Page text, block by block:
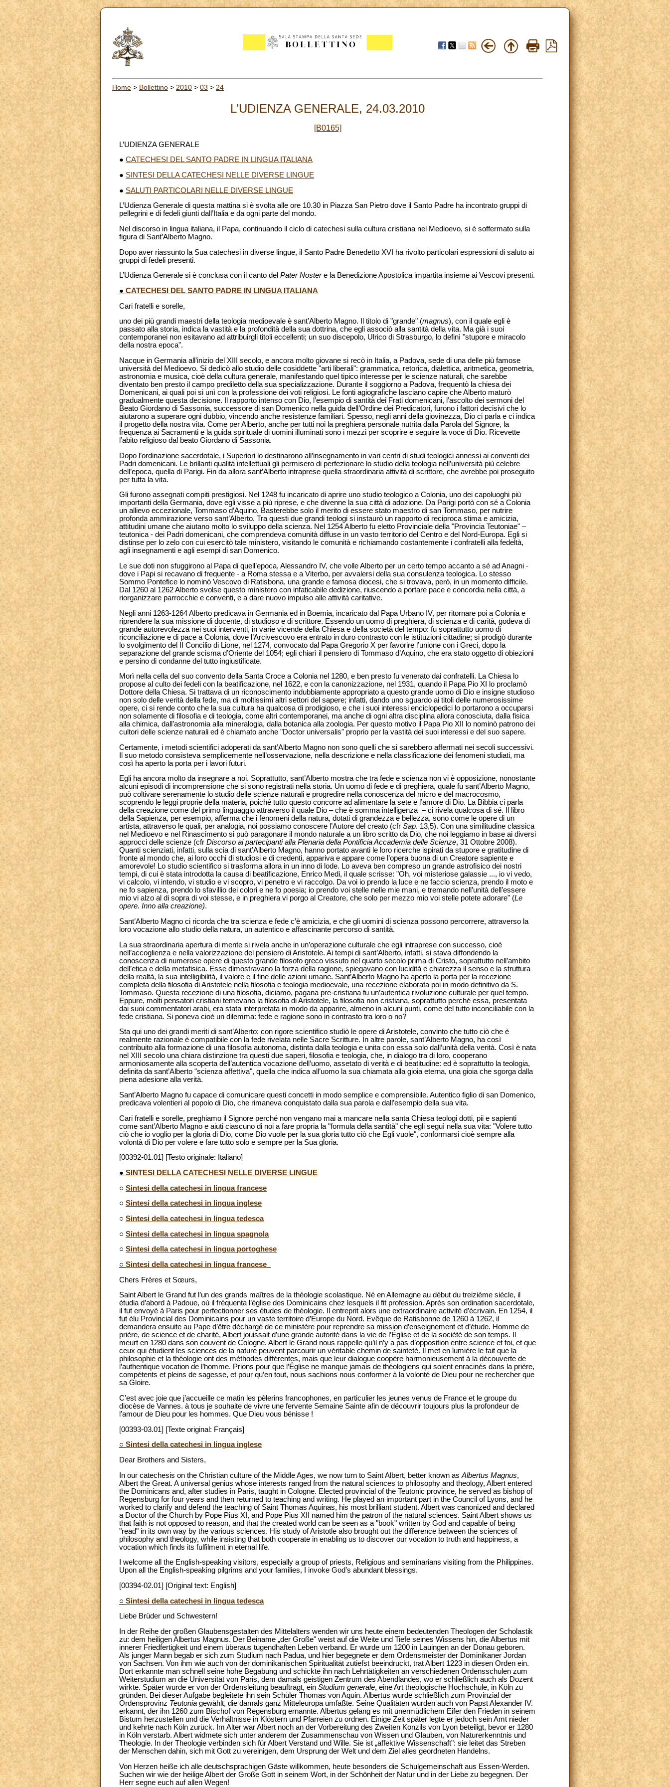
Home > Bollettino > 2010 > 03 > 24
L’UDIENZA GENERALE, 24.03.2010
[B0165]
L’UDIENZA GENERALE
● CATECHESI DEL SANTO PADRE IN LINGUA ITALIANA
● SINTESI DELLA CATECHESI NELLE DIVERSE LINGUE
● SALUTI PARTICOLARI NELLE DIVERSE LINGUE
L’Udienza Generale di questa mattina si è svolta alle ore 10.30 in Piazza San Pietro dove il Santo Padre ha incontrato gruppi di
pellegrini e di fedeli giunti dall’Italia e da ogni parte del mondo.
Nel discorso in lingua italiana, il Papa, continuando il ciclo di catechesi sulla cultura cristiana nel Medioevo, si è soffermato sulla
figura di Sant’Alberto Magno.
Dopo aver riassunto la Sua catechesi in diverse lingue, il Santo Padre Benedetto XVI ha rivolto particolari espressioni di saluto ai
gruppi di fedeli presenti.
L’Udienza Generale si è conclusa con il canto del Pater Nostere la Benedizione Apostolica impartita insieme ai Vescovi presenti.
● CATECHESI DEL SANTO PADRE IN LINGUA ITALIANA
Cari fratelli e sorelle,
uno dei più grandi maestri della teologia medioevale è sant’Alberto Magno. Il titolo di "grande" (magnus), con il quale egli è
passato alla storia, indica la vastità e la profondità della sua dottrina, che egli associò alla santità della vita. Ma già i suoi
contemporanei non esitavano ad attribuirgli titoli eccellenti; un suo discepolo, Ulrico di Strasburgo, lo definì "stupore e miracolo
della nostra epoca".
Nacque in Germania all’inizio del XIII secolo, e ancora molto giovane si recò in Italia, a Padova, sede di una delle più famose
università del Medioevo. Si dedicò allo studio delle cosiddette "arti liberali": grammatica, retorica, dialettica, aritmetica, geometria,
astronomia e musica, cioè della cultura generale, manifestando quel tipico interesse per le scienze naturali, che sarebbe
diventato ben presto il campo prediletto della sua specializzazione. Durante il soggiorno a Padova, frequentò la chiesa dei
Domenicani, ai quali poi si unì con la professione dei voti religiosi. Le fonti agiografiche lasciano capire che Alberto maturò
gradualmente questa decisione. Il rapporto intenso con Dio, l’esempio di santità dei Frati domenicani, l’ascolto dei sermoni del
Beato Giordano di Sassonia, successore di san Domenico nella guida dell’Ordine dei Predicatori, furono i fattori decisivi che lo
aiutarono a superare ogni dubbio, vincendo anche resistenze familiari. Spesso, negli anni della giovinezza, Dio ci parla e ci indica
il progetto della nostra vita. Come per Alberto, anche per tutti noi la preghiera personale nutrita dalla Parola del Signore, la
frequenza ai Sacramenti e la guida spirituale di uomini illuminati sono i mezzi per scoprire e seguire la voce di Dio. Ricevette
l’abito religioso dal beato Giordano di Sassonia.
Dopo l’ordinazione sacerdotale, i Superiori lo destinarono all’insegnamento in vari centri di studi teologici annessi ai conventi dei
Padri domenicani. Le brillanti qualità intellettuali gli permisero di perfezionare lo studio della teologia nell’università più celebre
dell’epoca, quella di Parigi. Fin da allora sant’Alberto intraprese quella straordinaria attività di scrittore, che avrebbe poi proseguito
per tutta la vita.
Gli furono assegnati compiti prestigiosi. Nel 1248 fu incaricato di aprire uno studio teologico a Colonia, uno dei capoluoghi più
importanti della Germania, dove egli visse a più riprese, e che divenne la sua città di adozione. Da Parigi portò con sé a Colonia
un allievo eccezionale, Tommaso d’Aquino. Basterebbe solo il merito di essere stato maestro di san Tommaso, per nutrire
profonda ammirazione verso sant’Alberto. Tra questi due grandi teologi si instaurò un rapporto di reciproca stima e amicizia,
attitudini umane che aiutano molto lo sviluppo della scienza. Nel 1254 Alberto fu eletto Provinciale della "Provincia Teutoniae" –
teutonica - dei Padri domenicani, che comprendeva comunità diffuse in un vasto territorio del Centro e del Nord-Europa. Egli si
distinse per lo zelo con cui esercitò tale ministero, visitando le comunità e richiamando costantemente i confratelli alla fedeltà,
agli insegnamenti e agli esempi di san Domenico.
Le sue doti non sfuggirono al Papa di quell’epoca, Alessandro IV, che volle Alberto per un certo tempo accanto a sé ad Anagni -
dove i Papi si recavano di frequente - a Roma stessa e a Viterbo, per avvalersi della sua consulenza teologica. Lo stesso
Sommo Pontefice lo nominò Vescovo di Ratisbona, una grande e famosa diocesi, che si trovava, però, in un momento difficile.
Dal 1260 al 1262 Alberto svolse questo ministero con infaticabile dedizione, riuscendo a portare pace e concordia nella città, a
riorganizzare parrocchie e conventi, e a dare nuovo impulso alle attività caritative.
Negli anni 1263-1264 Alberto predicava in Germania ed in Boemia, incaricato dal Papa Urbano IV, per ritornare poi a Colonia e
riprendere la sua missione di docente, di studioso e di scrittore. Essendo un uomo di preghiera, di scienza e di carità, godeva di
grande autorevolezza nei suoi interventi, in varie vicende della Chiesa e della società del tempo: fu soprattutto uomo di
riconciliazione e di pace a Colonia, dove l’Arcivescovo era entrato in duro contrasto con le istituzioni cittadine; si prodigò durante
lo svolgimento del II Concilio di Lione, nel 1274, convocato dal Papa Gregorio X per favorire l’unione con i Greci, dopo la
separazione del grande scisma d’Oriente del 1054; egli chiarì il pensiero di Tommaso d’Aquino, che era stato oggetto di obiezioni
e persino di condanne del tutto ingiustificate.
Morì nella cella del suo convento della Santa Croce a Colonia nel 1280, e ben presto fu venerato dai confratelli. La Chiesa lo
propose al culto dei fedeli con la beatificazione, nel 1622, e con la canonizzazione, nel 1931, quando il Papa Pio XI lo proclamò
Dottore della Chiesa. Si trattava di un riconoscimento indubbiamente appropriato a questo grande uomo di Dio e insigne studioso
non solo delle verità della fede, ma di moltissimi altri settori del sapere; infatti, dando uno sguardo ai titoli delle numerosissime
opere, ci si rende conto che la sua cultura ha qualcosa di prodigioso, e che i suoi interessi enciclopedici lo portarono a occuparsi
non solamente di filosofia e di teologia, come altri contemporanei, ma anche di ogni altra disciplina allora conosciuta, dalla fisica
alla chimica, dall’astronomia alla mineralogia, dalla botanica alla zoologia. Per questo motivo il Papa Pio XII lo nominò patrono dei
cultori delle scienze naturali ed è chiamato anche "Doctor universalis" proprio per la vastità dei suoi interessi e del suo sapere.
Certamente, i metodi scientifici adoperati da sant’Alberto Magno non sono quelli che si sarebbero affermati nei secoli successivi.
Il suo metodo consisteva semplicemente nell’osservazione, nella descrizione e nella classificazione dei fenomeni studiati, ma
così ha aperto la porta per i lavori futuri.
Egli ha ancora molto da insegnare a noi. Soprattutto, sant’Alberto mostra che tra fede e scienza non vi è opposizione, nonostante
alcuni episodi di incomprensione che si sono registrati nella storia. Un uomo di fede e di preghiera, quale fu sant’Alberto Magno,
può coltivare serenamente lo studio delle scienze naturali e progredire nella conoscenza del micro e del macrocosmo,
scoprendo le leggi proprie della materia, poiché tutto questo concorre ad alimentare la sete e l’amore di Dio. La Bibbia ci parla
della creazione come del primo linguaggio attraverso il quale Dio – che è somma intelligenza – ci rivela qualcosa di sé. Il libro
della Sapienza, per esempio, afferma che i fenomeni della natura, dotati di grandezza e bellezza, sono come le opere di un
artista, attraverso le quali, per analogia, noi possiamo conoscere l’Autore del creato (cfr Sap. 13,5). Con una similitudine classica
nel Medioevo e nel Rinascimento si può paragonare il mondo naturale a un libro scritto da Dio, che noi leggiamo in base ai diversi
approcci delle scienze (cfr Discorso ai partecipanti alla Plenaria della Pontificia Accademia delle Scienze, 31 Ottobre 2008).
Quanti scienziati, infatti, sulla scia di sant’Alberto Magno, hanno portato avanti le loro ricerche ispirati da stupore e gratitudine di
fronte al mondo che, ai loro occhi di studiosi e di credenti, appariva e appare come l’opera buona di un Creatore sapiente e
amorevole! Lo studio scientifico si trasforma allora in un inno di lode. Lo aveva ben compreso un grande astrofisico dei nostri
tempi, di cui è stata introdotta la causa di beatificazione, Enrico Medi, il quale scrisse: "Oh, voi misteriose galassie ..., io vi vedo,
vi calcolo, vi intendo, vi studio e vi scopro, vi penetro e vi raccolgo. Da voi io prendo la luce e ne faccio scienza, prendo il moto e
ne fo sapienza, prendo lo sfavillio dei colori e ne fo poesia; io prendo voi stelle nelle mie mani, e tremando nell’unità dell’essere
mio vi alzo al di sopra di voi stesse, e in preghiera vi porgo al Creatore, che solo per mezzo mio voi stelle potete adorare" (Le
opere. Inno alla creazione).
Sant’Alberto Magno ci ricorda che tra scienza e fede c’è amicizia, e che gli uomini di scienza possono percorrere, attraverso la
loro vocazione allo studio della natura, un autentico e affascinante percorso di santità.
La sua straordinaria apertura di mente si rivela anche in un’operazione culturale che egli intraprese con successo, cioè
nell’accoglienza e nella valorizzazione del pensiero di Aristotele. Ai tempi di sant’Alberto, infatti, si stava diffondendo la
conoscenza di numerose opere di questo grande filosofo greco vissuto nel quarto secolo prima di Cristo, soprattutto nell’ambito
dell’etica e della metafisica. Esse dimostravano la forza della ragione, spiegavano con lucidità e chiarezza il senso e la struttura
della realtà, la sua intelligibilità, il valore e il fine delle azioni umane. Sant’Alberto Magno ha aperto la porta per la recezione
completa della filosofia di Aristotele nella filosofia e teologia medioevale, una recezione elaborata poi in modo definitivo da S.
Tommaso. Questa recezione di una filosofia, diciamo, pagana pre-cristiana fu un’autentica rivoluzione culturale per quel tempo.
Eppure, molti pensatori cristiani temevano la filosofia di Aristotele, la filosofia non cristiana, soprattutto perché essa, presentata
dai suoi commentatori arabi, era stata interpretata in modo da apparire, almeno in alcuni punti, come del tutto inconciliabile con la
fede cristiana. Si poneva cioè un dilemma: fede e ragione sono in contrasto tra loro o no?
Sta qui uno dei grandi meriti di sant’Alberto: con rigore scientifico studiò le opere di Aristotele, convinto che tutto ciò che è
realmente razionale è compatibile con la fede rivelata nelle Sacre Scritture. In altre parole, sant’Alberto Magno, ha così
contribuito alla formazione di una filosofia autonoma, distinta dalla teologia e unita con essa solo dall’unità della verità. Così è nata
nel XIII secolo una chiara distinzione tra questi due saperi, filosofia e teologia, che, in dialogo tra di loro, cooperano
armoniosamente alla scoperta dell’autentica vocazione dell’uomo, assetato di verità e di beatitudine: ed è soprattutto la teologia,
definita da sant’Alberto "scienza affettiva", quella che indica all’uomo la sua chiamata alla gioia eterna, una gioia che sgorga dalla
piena adesione alla verità.
Sant’Alberto Magno fu capace di comunicare questi concetti in modo semplice e comprensibile. Autentico figlio di san Domenico,
predicava volentieri al popolo di Dio, che rimaneva conquistato dalla sua parola e dall’esempio della sua vita.
Cari fratelli e sorelle, preghiamo il Signore perché non vengano mai a mancare nella santa Chiesa teologi dotti, pii e sapienti
come sant’Alberto Magno e aiuti ciascuno di noi a fare propria la "formula della santità" che egli seguì nella sua vita: "Volere tutto
ciò che io voglio per la gloria di Dio, come Dio vuole per la sua gloria tutto ciò che Egli vuole", conformarsi cioè sempre alla
volontà di Dio per volere e fare tutto solo e sempre per la Sua gloria.
[00392-01.01] [Testo originale: Italiano]
● SINTESI DELLA CATECHESI NELLE DIVERSE LINGUE
○ Sintesi della catechesi in lingua francese
○ Sintesi della catechesi in lingua inglese
○ Sintesi della catechesi in lingua tedesca
○ Sintesi della catechesi in lingua spagnola
○ Sintesi della catechesi in lingua portoghese
○ Sintesi della catechesi in lingua francese
Chers Frères et Sœurs,
Saint Albert le Grand fut l’un des grands maîtres de la théologie scolastique. Né en Allemagne au début du treizième siècle, il
étudia d’abord à Padoue, où il fréquenta l’église des Dominicains chez lesquels il fit profession. Après son ordination sacerdotale,
il fut envoyé à Paris pour perfectionner ses études de théologie. Il entreprit alors une extraordinaire activité d’écrivain. En 1254, il
fut élu Provincial des Dominicains pour un vaste territoire d’Europe du Nord. Evêque de Ratisbonne de 1260 à 1262, il
demandera ensuite au Pape d’être déchargé de ce ministère pour reprendre sa mission d’enseignement et d’étude. Homme de
prière, de science et de charité, Albert jouissait d’une grande autorité dans la vie de l’Église et de la société de son temps. Il
meurt en 1280 dans son couvent de Cologne. Albert le Grand nous rappelle qu’il n’y a pas d’opposition entre science et foi, et que
ceux qui étudient les sciences de la nature peuvent parcourir un véritable chemin de sainteté. Il met en lumière le fait que la
philosophie et la théologie ont des méthodes différentes, mais que leur dialogue coopère harmonieusement à la découverte de
l’authentique vocation de l’homme. Prions pour que l’Église ne manque jamais de théologiens qui soient enracinés dans la prière,
compétents et pleins de sagesse, et pour qu’en tout, nous sachions nous conformer à la volonté de Dieu pour ne rechercher que
sa Gloire.
C’est avec joie que j’accueille ce matin les pèlerins francophones, en particulier les jeunes venus de France et le groupe du
diocèse de Vannes. à tous je souhaite de vivre une fervente Semaine Sainte afin de découvrir toujours plus la profondeur de
l’amour de Dieu pour les hommes. Que Dieu vous bénisse !
[00393-03.01] [Texte original: Français]
○ Sintesi della catechesi in lingua inglese
Dear Brothers and Sisters,
In our catechesis on the Christian culture of the Middle Ages, we now turn to Saint Albert, better known as Albertus Magnus,
Albert the Great. A universal genius whose interests ranged from the natural sciences to philosophy and theology, Albert entered
the Dominicans and, after studies in Paris, taught in Cologne. Elected provincial of the Teutonic province, he served as bishop of
Regensburg for four years and then returned to teaching and writing. He played an important part in the Council of Lyons, and he
worked to clarify and defend the teaching of Saint Thomas Aquinas, his most brilliant student. Albert was canonized and declared
a Doctor of the Church by Pope Pius XI, and Pope Pius XII named him the patron of the natural sciences. Saint Albert shows us
that faith is not opposed to reason, and that the created world can be seen as a "book" written by God and capable of being
"read" in its own way by the various sciences. His study of Aristotle also brought out the difference between the sciences of
philosophy and theology, while insisting that both cooperate in enabling us to discover our vocation to truth and happiness, a
vocation which finds its fulfilment in eternal life.
I welcome all the English-speaking visitors, especially a group of priests, Religious and seminarians visiting from the Philippines.
Upon all the English-speaking pilgrims and your families, I invoke God’s abundant blessings.
[00394-02.01] [Original text: English]
○ Sintesi della catechesi in lingua tedesca
Liebe Brüder und Schwestern!
In der Reihe der großen Glaubensgestalten des Mittelalters wenden wir uns heute einem bedeutenden Theologen der Scholastik
zu: dem heiligen Albertus Magnus. Der Beiname „der Große" weist auf die Weite und Tiefe seines Wissens hin, die Albertus mit
innerer Friedfertigkeit und einem überaus tugendhaften Leben verband. Er wurde um 1200 in Lauingen an der Donau geboren.
Als junger Mann begab er sich zum Studium nach Padua, und hier begegnete er dem Ordensmeister der Dominikaner Jordan
von Sachsen. Von ihm wie auch von der dominikanischen Spiritualität zutiefst beeindruckt, trat Albert 1223 in diesen Orden ein.
Dort erkannte man schnell seine hohe Begabung und schickte ihn nach Lehrtätigkeiten an verschiedenen Ordensschulen zum
Weiterstudium an die Universität von Paris, dem damals geistigen Zentrum des Abendlandes, wo er schließlich auch als Dozent
wirkte. Später wurde er von der Ordensleitung beauftragt, ein Studium generale, eine Art theologische Hochschule, in Köln zu
gründen. Bei dieser Aufgabe begleitete ihn sein Schüler Thomas von Aquin. Albertus wurde schließlich zum Provinzial der
Ordensprovinz Teutonia gewählt, die damals ganz Mitteleuropa umfaßte. Seine Qualitäten wurden auch von Papst Alexander IV.
erkannt, der ihn 1260 zum Bischof von Regensburg ernannte. Albertus gelang es mit unermüdlichem Eifer den Frieden in seinem
Bistum herzustellen und die Verhältnisse in Klöstern und Pfarreien zu ordnen. Einige Zeit später legte er jedoch sein Amt nieder
und kehrte nach Köln zurück. Im Alter war Albert noch an der Vorbereitung des Zweiten Konzils von Lyon beteiligt, bevor er 1280
in Köln verstarb. Albert widmete sich unter anderem der Zusammenschau von Wissen und Glauben, von Naturerkenntnis und
Theologie. In der Theologie verbinden sich für Albert Verstand und Wille. Sie ist „affektive Wissenschaft": sie leitet das Streben
der Menschen dahin, sich mit Gott zu vereinigen, dem Ursprung der Welt und dem Ziel alles geordneten Handelns.
Von Herzen heiße ich alle deutschsprachigen Gäste willkommen, heute besonders die Schulgemeinschaft aus Essen-Werden.
Suchen wir wie der heilige Albert der Große Gott in seinem Wort, in der Schönheit der Natur und in der Liebe zu begegnen. Der
Herr segne euch auf allen Wegen!